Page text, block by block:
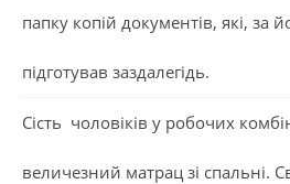
папку копій документів, які, за
підготував заздалегідь.
Сість чоловіків у робочих
величезний матрац зі спальні.